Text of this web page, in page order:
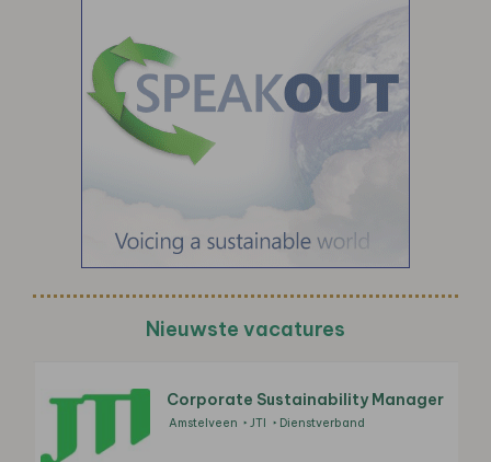
Nieuwste vacatures
Corporate Sustainability Manager
Amstelveen JTI Dienstverband